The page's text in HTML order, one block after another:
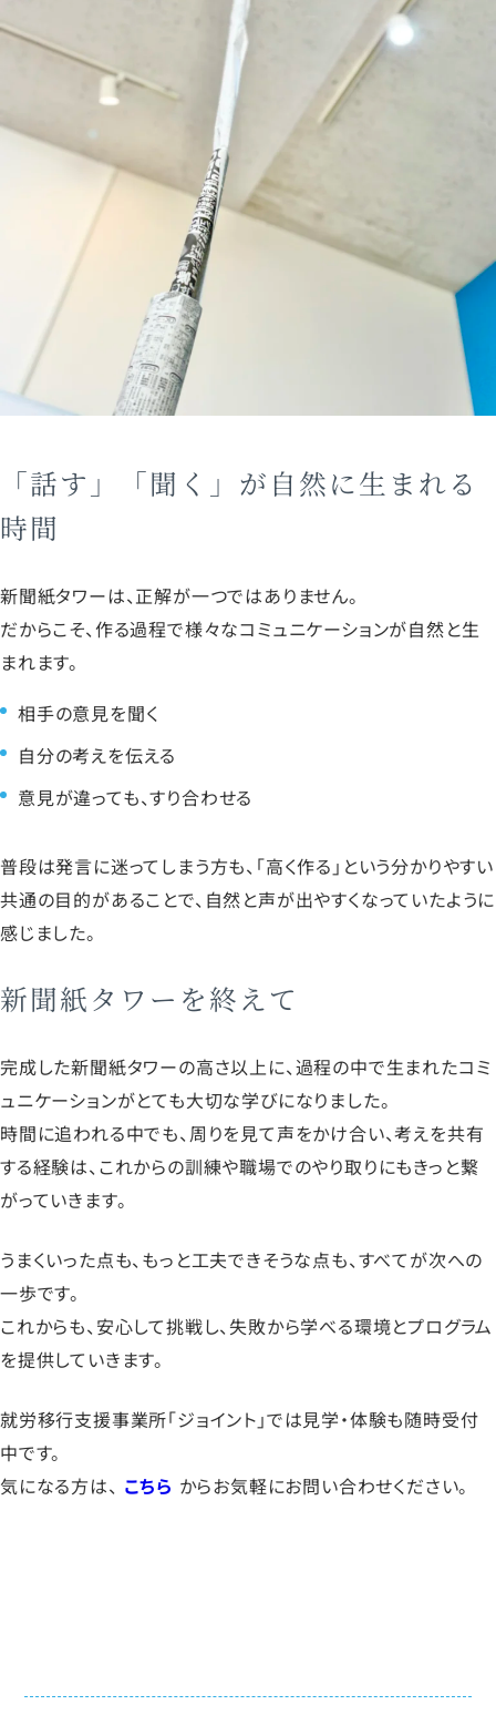
「話す」「聞く」が自然に生まれる
時間
新聞紙タワーは、正解が一つではありません。
だからこそ、作る過程で様々なコミュニケーションが自然と生
まれます。
相手の意見を聞く
自分の考えを伝える
意見が違っても、すり合わせる
普段は発言に迷ってしまう方も、「高く作る」という分かりやすい
共通の目的があることで、自然と声が出やすくなっていたように
感じました。
新聞紙タワーを終えて
完成した新聞紙タワーの高さ以上に、過程の中で生まれたコミ
ュニケーションがとても大切な学びになりました。
時間に追われる中でも、周りを見て声をかけ合い、考えを共有
する経験は、これからの訓練や職場でのやり取りにもきっと繋
がっていきます。
うまくいった点も、もっと工夫できそうな点も、すべてが次への
一歩です。
これからも、安心して挑戦し、失敗から学べる環境とプログラム
を提供していきます。
就労移行支援事業所「ジョイント」では見学・体験も随時受付
中です。
気になる方は、 こちら からお気軽にお問い合わせください。